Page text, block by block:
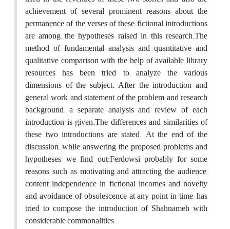
achievement of several prominent reasons about the
permanence of the verses of these fictional introductions
are among the hypotheses raised in this research.The
method of fundamental analysis and quantitative and
qualitative comparison with the help of available library
resources has been tried to analyze the various
dimensions of the subject. After the introduction and
general work and statement of the problem and research
background, a separate analysis and review of each
introduction is given.The differences and similarities of
these two introductions are stated. At the end of the
discussion, while answering the proposed problems and
hypotheses, we find out:Ferdowsi probably for some
reasons such as motivating and attracting the audience,
content independence in fictional incomes and novelty
and avoidance of obsolescence at any point in time, has
tried to compose the introduction of Shahnameh with
considerable commonalities.